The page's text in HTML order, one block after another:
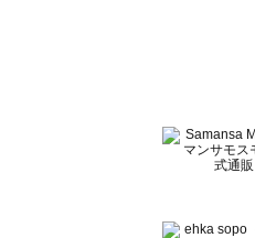
BETTY'S BLUE
Wpc.（ワールド